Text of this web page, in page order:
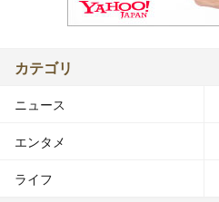
カテゴリ
ニュース
エンタメ
ライフ